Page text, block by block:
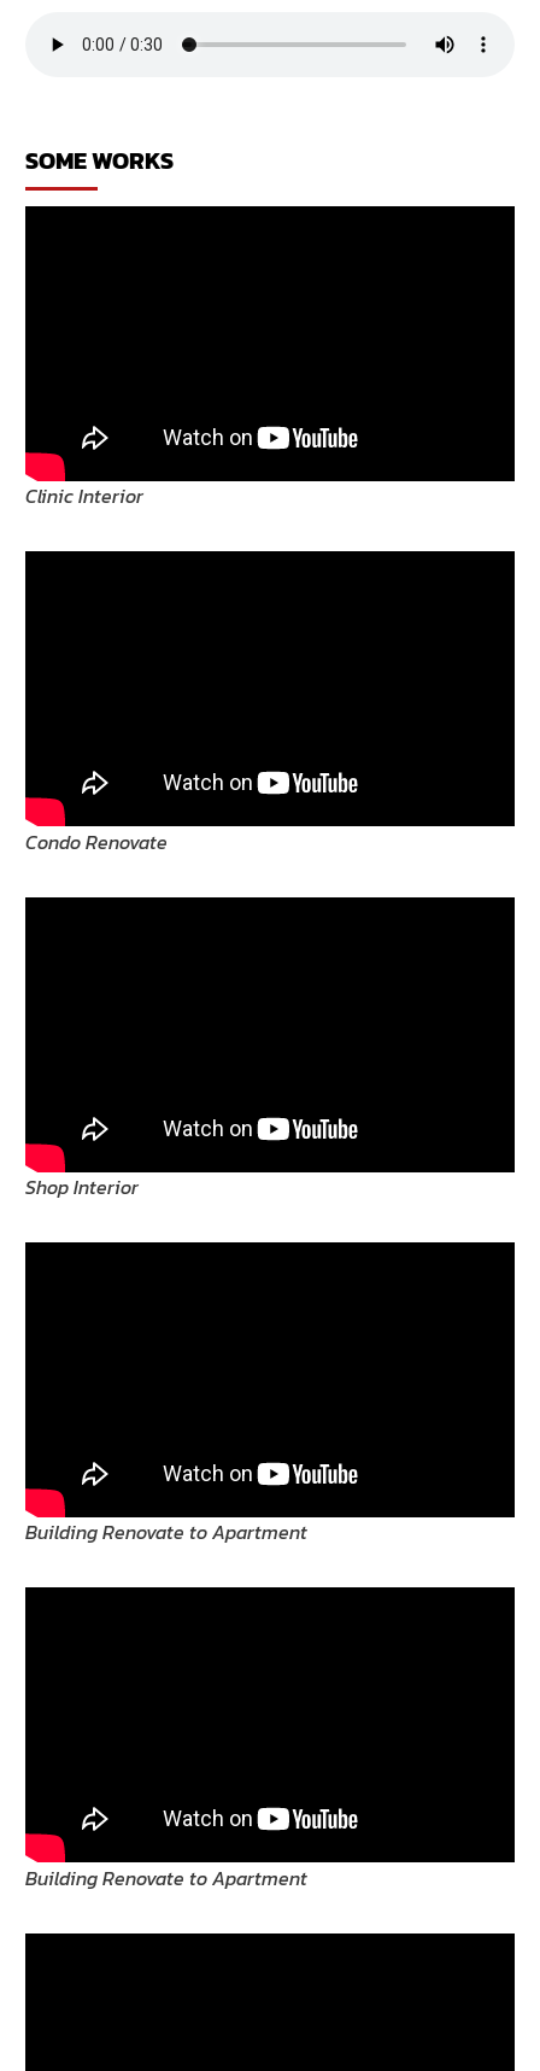
SOME WORKS
Clinic Interior
Condo Renovate
Shop Interior
Building Renovate to Apartment
Building Renovate to Apartment